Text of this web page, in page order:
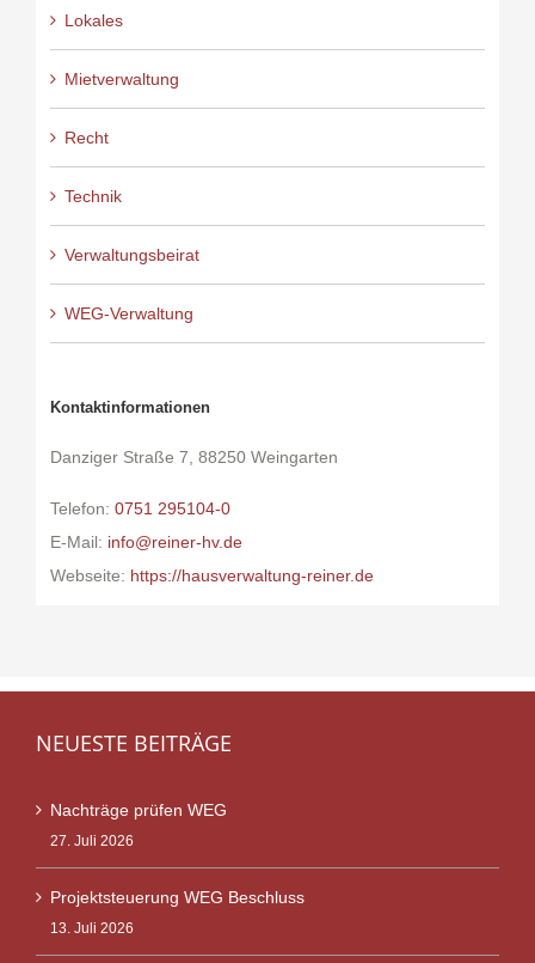
Lokales
Mietverwaltung
Recht
Technik
Verwaltungsbeirat
WEG-Verwaltung
Kontaktinformationen
Danziger Straße 7, 88250 Weingarten
Telefon: 0751 295104-0
E-Mail: info@reiner-hv.de
Webseite: https://hausverwaltung-reiner.de
NEUESTE BEITRÄGE
Nachträge prüfen WEG
27. Juli 2026
Projektsteuerung WEG Beschluss
13. Juli 2026